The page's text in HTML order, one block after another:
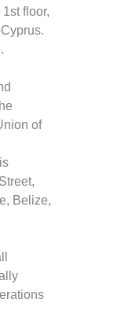
floor,
of
Belize,